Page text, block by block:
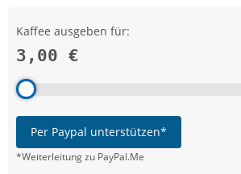
Kaffee ausgeben für:
3,00 €
Per Paypal unterstützen*
*Weiterleitung zu PayPal.Me